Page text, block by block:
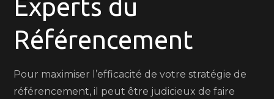
Experts du
Référencement
Pour maximiser l’efficacité de votre stratégie de
référencement, il peut être judicieux de faire